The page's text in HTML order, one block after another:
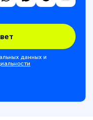
данных и